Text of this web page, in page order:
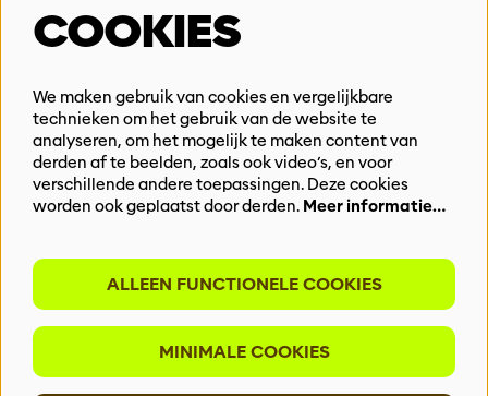
Vacatures
Events & Partnerships
Privacy
BLIJF OP DE HOOGTE
Meld je aan voor onze nieuwsbrief
INSCHRIJVEN
COOKIES
We maken gebruik van cookies en vergelijkbare
technieken om het gebruik van de website te
analyseren, om het mogelijk te maken content van
derden af te beelden, zoals ook video’s, en voor
verschillende andere toepassingen. Deze cookies
worden ook geplaatst door derden. Meer informatie…
ALLEEN FUNCTIONELE COOKIES
MINIMALE COOKIES